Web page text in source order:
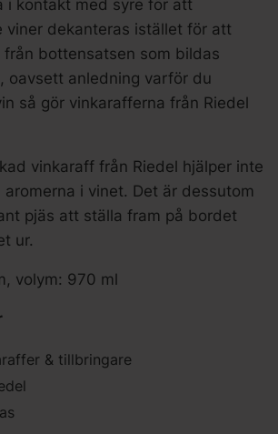
i kontakt med syre för att
viner dekanteras istället för att
från bottensatsen som bildas
oavsett anledning varför du
så gör vinkarafferna från Riedel
vinkaraff från Riedel hjälper inte
i vinet. Det är dessutom
pjäs att ställa fram på bordet
ur.
volym: 970 ml
& tillbringare